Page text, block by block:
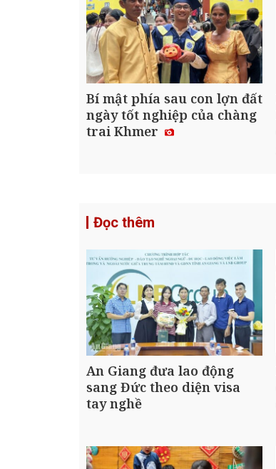
Bí mật phía sau con lợn đất
ngày tốt nghiệp của chàng
trai Khmer
Đọc thêm
An Giang đưa lao động
sang Đức theo diện visa
tay nghề